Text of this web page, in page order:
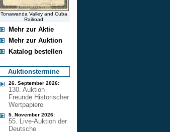
Tonawanda Valley and Cuba
Railroad
Mehr zur Aktie
Mehr zur Auktion
Katalog bestellen
Auktionstermine
26. September 2026:
130. Auktion
Freunde Historischer
Wertpapiere
5. November 2026:
55. Live-Auktion der
Deutsche